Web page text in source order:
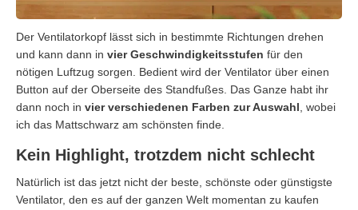
Der Ventilatorkopf lässt sich in bestimmte Richtungen drehen
und kann dann in vier Geschwindigkeitsstufen für den
nötigen Luftzug sorgen. Bedient wird der Ventilator über einen
Button auf der Oberseite des Standfußes. Das Ganze habt ihr
dann noch in vier verschiedenen Farben zur Auswahl , wobei
ich das Mattschwarz am schönsten finde.
Kein Highlight, trotzdem nicht schlecht
Natürlich ist das jetzt nicht der beste, schönste oder günstigste
Ventilator, den es auf der ganzen Welt momentan zu kaufen